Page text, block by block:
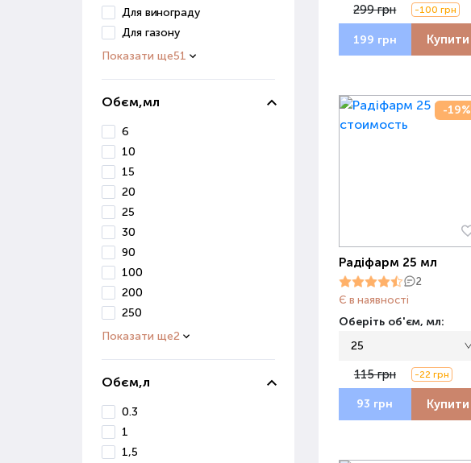
Для винограду
Для газону
Показати ще51
Обєм,мл
6
10
15
20
25
30
90
100
200
250
Показати ще2
Обєм,л
0.3
1
1,5
299 грн -100 грн
199 грн Купити
-19%
Радіфарм 25 мл
2
Є в наявності
Оберіть об'єм, мл:
25
115 грн -22 грн
93 грн Купити